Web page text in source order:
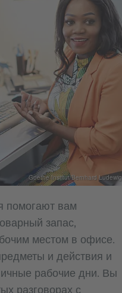
Goethe-Institut/Bernhard Ludewig
помогают вам
запас,
местом в офисе.
и действия и
рабочие дни. Вы
разговорах с